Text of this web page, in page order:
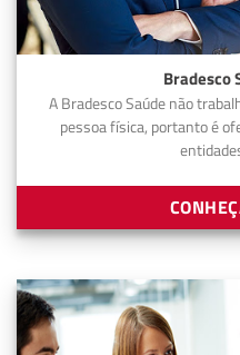
Bradesco
A Bradesco Saúde não
pessoa física, portanto é